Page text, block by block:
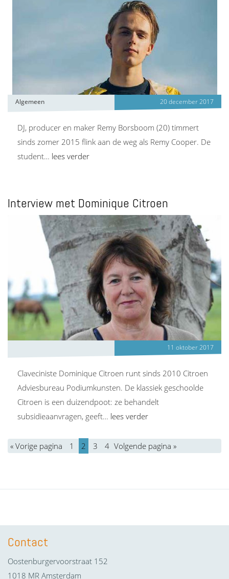
Algemeen 20 december 2017
DJ, producer en maker Remy Borsboom (20) timmert
sinds zomer 2015 flink aan de weg als Remy Cooper. De
student… lees verder
Interview met Dominique Citroen
11 oktober 2017
Claveciniste Dominique Citroen runt sinds 2010 Citroen
Adviesbureau Podiumkunsten. De klassiek geschoolde
Citroen is een duizendpoot: ze behandelt
subsidieaanvragen, geeft… lees verder
« Vorige pagina 1 2 3 4 Volgende pagina »
Contact
Oostenburgervoorstraat 152
1018 MR Amsterdam